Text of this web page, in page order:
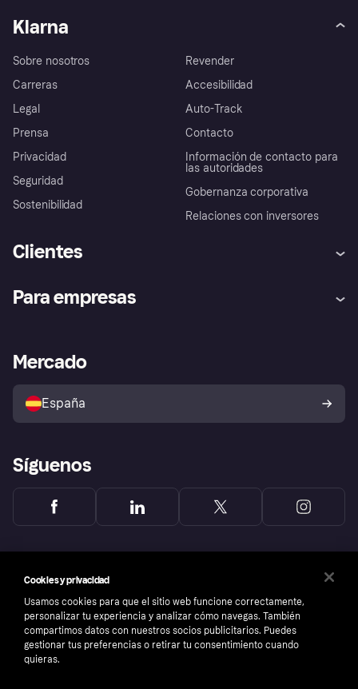
Klarna
Sobre nosotros
Carreras
Legal
Prensa
Privacidad
Seguridad
Sostenibilidad
Revender
Accesibilidad
Auto-Track
Contacto
Información de contacto para
las autoridades
Gobernanza corporativa
Relaciones con inversores
Clientes
Inicio de sesión
Directorio de tiendas
Política de protección al
comprador de Klarna
Reclamaciones
Para empresas
Acceso empresas
Mercado
España
Síguenos
Cookies y privacidad
Usamos cookies para que el sitio web funcione correctamente,
personalizar tu experiencia y analizar cómo navegas. También
compartimos datos con nuestros socios publicitarios. Puedes
gestionar tus preferencias o retirar tu consentimiento cuando
quieras.